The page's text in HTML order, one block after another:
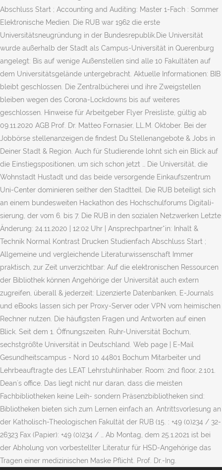
Abschluss Start ; Accounting and Auditing: Master 1-Fach : Sommer
Elektronische Medien. Die RUB war 1962 die erste
Universitätsneugründung in der Bundesrepublik.Die Universität
wurde außerhalb der Stadt als Campus-Universität in Querenburg
angelegt: Bis auf wenige Außenstellen sind alle 10 Fakultäten auf
dem Universitätsgelände untergebracht. Aktuelle Informationen: BIB
bleibt geschlossen. Die Zentralbücherei und ihre Zweigstellen
bleiben wegen des Corona-Lockdowns bis auf weiteres
geschlossen. Hinweise für Arbeitgeber Flyer Preisliste, gültig ab
09.11.2020 AGB Prof. Dr. Matteo Fornasier, LL.M. Oktober. Bei der
Jobbörse stellenanzeigen.de findest Du Stellenangebote & Jobs in
Deiner Stadt & Region. Auch für Studierende lohnt sich ein Blick auf
die Einstiegspositionen, um sich schon jetzt … Die Universität, die
Wohnstadt Hustadt und das beide versorgende Einkaufszentrum
Uni-Center dominieren seither den Stadtteil. Die RUB be­tei­ligt sich
an einem bun­des­wei­ten Hacka­thon des Hoch­schul­fo­rums Di­gi­ta­li­
sie­rung, der vom 6. bis 7. Die RUB in den sozialen Netzwerken Letzte
Änderung: 24.11.2020 | 12:02 Uhr | Ansprechpartner*in: Inhalt &
Technik Normal Kontrast Drucken Studienfach Abschluss Start ;
Allgemeine und vergleichende Literaturwissenschaft Immer
praktisch, zur Zeit unverzichtbar: Auf die elektronischen Ressourcen
der Bibliothek können Angehörige der Universität auch extern
zugreifen, überall & jederzeit: Lizenzierte Datenbanken, E-Journals
und eBooks lassen sich per Proxy-Server oder VPN vom heimischen
Rechner nutzen. Die häufigsten Fragen und Antworten auf einen
Blick. Seit dem 1. Öffnungszeiten. Ruhr-Universität Bochum,
sechstgrößte Universität in Deutschland. Web page | E-Mail
Gesundheitscampus - Nord 10 44801 Bochum Mitarbeiter und
Lehrbeauftragte des LEAT Lehrstuhlinhaber. Room: 2nd floor, 2.101.
Dean´s office. Das liegt nicht nur daran, dass die meisten
Fachbibliotheken keine Leih- sondern Präsenzbibliotheken sind:
Bibliotheken bieten sich zum Lernen einfach an. Antrittsvorlesung an
der Katholisch-Theologischen Fakultät der RUB (15. : +49 (0)234 / 32-
26323 Fax (Papier): +49 (0)234 / … Ab Montag, dem 25.1.2021 ist bei
der Abholung von vorbestellter Literatur für HSD-Angehörige das
Tragen einer medizinischen Maske Pflicht. Prof. Dr.-Ing.